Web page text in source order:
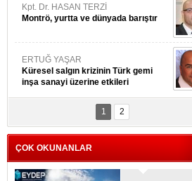
Kpt. Dr. HASAN TERZİ
Montrö, yurtta ve dünyada barıştır
ERTUĞ YAŞAR
Küresel salgın krizinin Türk gemi
inşa sanayi üzerine etkileri
Kpt. MESUT AZMİ GÖKSOY
ithafen...
1 2
ÇOK OKUNANLAR